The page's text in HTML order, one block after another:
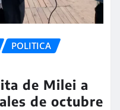
POLITICA
de Milei a
de octubre